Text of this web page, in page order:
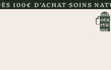
SOINS NATURELS ET
total
dans